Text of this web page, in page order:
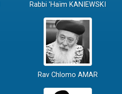
Rabbi 'Haïm KANIEWSKI
Rav Chlomo AMAR